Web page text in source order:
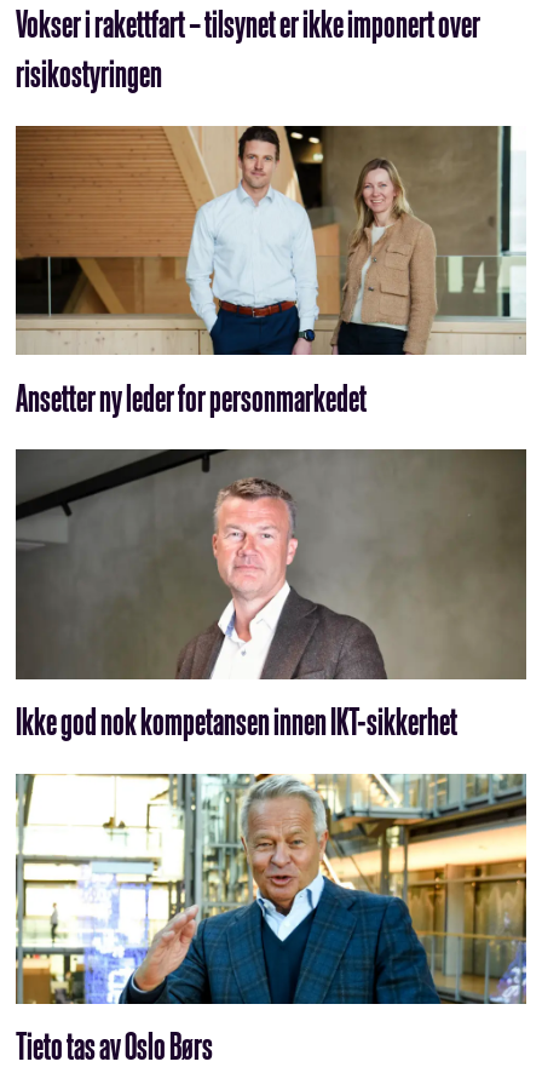
Vokser i rakettfart – tilsynet er ikke imponert over
risikostyringen
Ansetter ny leder for personmarkedet
Ikke god nok kompetansen innen IKT-sikkerhet
Tieto tas av Oslo Børs